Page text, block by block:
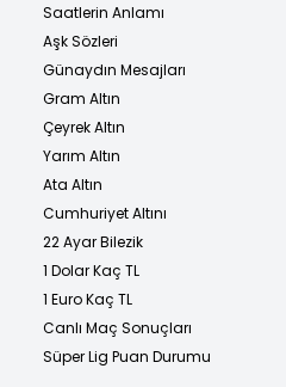
Saatlerin Anlamı
Aşk Sözleri
Günaydın Mesajları
Gram Altın
Çeyrek Altın
Yarım Altın
Ata Altın
Cumhuriyet Altını
22 Ayar Bilezik
1 Dolar Kaç TL
1 Euro Kaç TL
Canlı Maç Sonuçları
Süper Lig Puan Durumu